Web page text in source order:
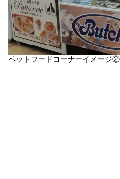
ペットフードコーナーイメージ②